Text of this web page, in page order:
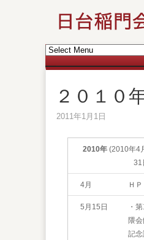
２０１０
2011年1月1日
2010年 (2010年4
31
4月 Ｈ
5月15日
・
隈
記